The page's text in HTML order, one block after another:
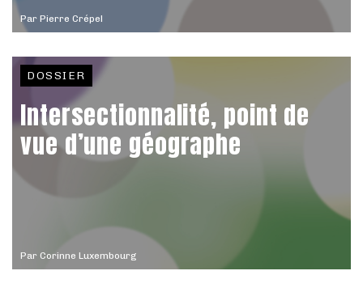
Par Pierre Crépel
Par Corinne Luxembourg
DOSSIER
Intersectionnalité, point de
vue d’une géographe